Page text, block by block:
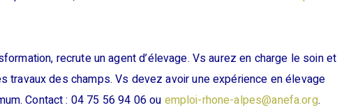
recrute un agent d’élevage. Vs aurez en charge le soin et
travaux des champs. Vs devez avoir une expérience en élevage
Contact : 04 75 56 94 06 ou emploi-rhone-alpes@anefa.org.